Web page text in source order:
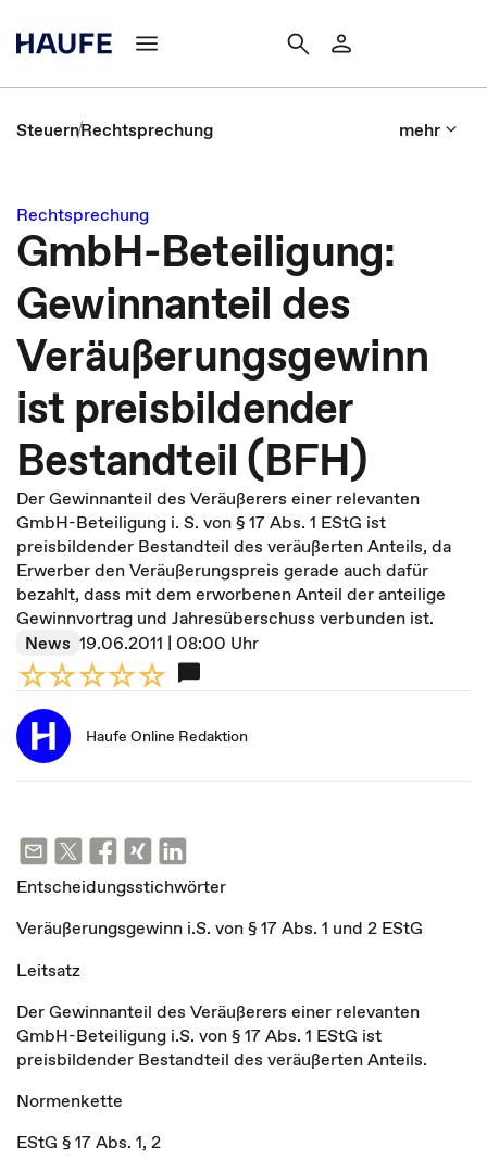
SteuernRechtsprechung mehr
Rechtsprechung
GmbH-Beteiligung:
Gewinnanteil des
Veräußerungsgewinn
ist preisbildender
Bestandteil (BFH)
Der Gewinnanteil des Veräußerers einer relevanten
GmbH-Beteiligung i. S. von § 17 Abs. 1 EStG ist
preisbildender Bestandteil des veräußerten Anteils, da
Erwerber den Veräußerungspreis gerade auch dafür
bezahlt, dass mit dem erworbenen Anteil der anteilige
Gewinnvortrag und Jahresüberschuss verbunden ist.
News 19.06.2011 | 08:00 Uhr
Haufe Online Redaktion
Entscheidungsstichwörter
Veräußerungsgewinn i.S. von § 17 Abs. 1 und 2 EStG
Leitsatz
Der Gewinnanteil des Veräußerers einer relevanten
GmbH-Beteiligung i.S. von § 17 Abs. 1 EStG ist
preisbildender Bestandteil des veräußerten Anteils.
Normenkette
EStG § 17 Abs. 1, 2